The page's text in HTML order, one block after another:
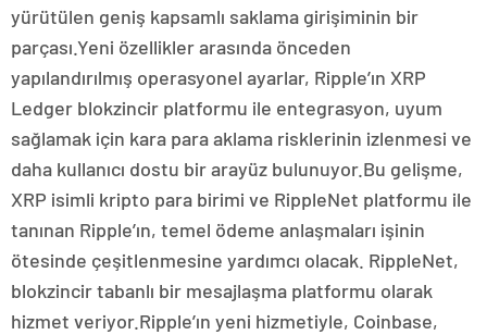
yürütülen geniş kapsamlı saklama girişiminin bir
parçası.Yeni özellikler arasında önceden
yapılandırılmış operasyonel ayarlar, Ripple’ın XRP
Ledger blokzincir platformu ile entegrasyon, uyum
sağlamak için kara para aklama risklerinin izlenmesi ve
daha kullanıcı dostu bir arayüz bulunuyor.Bu gelişme,
XRP isimli kripto para birimi ve RippleNet platformu ile
tanınan Ripple’ın, temel ödeme anlaşmaları işinin
ötesinde çeşitlenmesine yardımcı olacak. RippleNet,
blokzincir tabanlı bir mesajlaşma platformu olarak
hizmet veriyor.Ripple’ın yeni hizmetiyle, Coinbase,